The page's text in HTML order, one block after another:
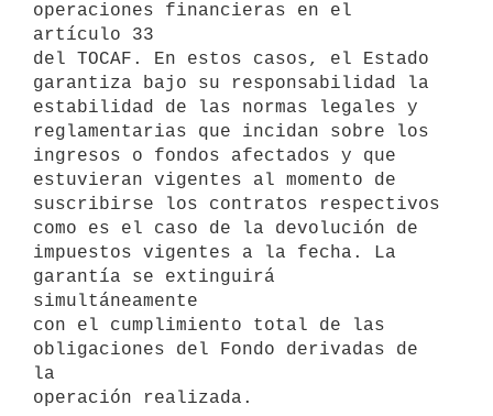
operaciones financieras en el
artículo 33
del TOCAF. En estos casos, el Estado
garantiza bajo su responsabilidad la
estabilidad de las normas legales y
reglamentarias que incidan sobre los
ingresos o fondos afectados y que
estuvieran vigentes al momento de
suscribirse los contratos respectivos
como es el caso de la devolución de
impuestos vigentes a la fecha. La
garantía se extinguirá
simultáneamente
con el cumplimiento total de las
obligaciones del Fondo derivadas de
la
operación realizada.